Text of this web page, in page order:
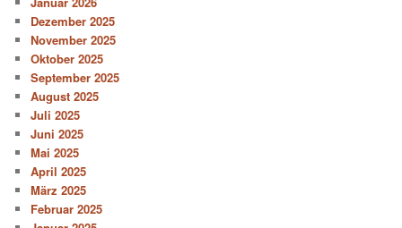
Dezember 2025
November 2025
Oktober 2025
September 2025
August 2025
Juli 2025
Juni 2025
Mai 2025
April 2025
März 2025
Februar 2025